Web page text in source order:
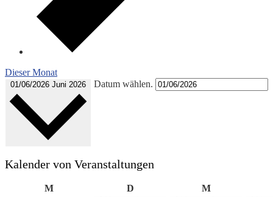
Dieser Monat
01/06/2026 Juni 2026 Datum wählen.
Kalender von Veranstaltungen
MMontag D MMittwoch